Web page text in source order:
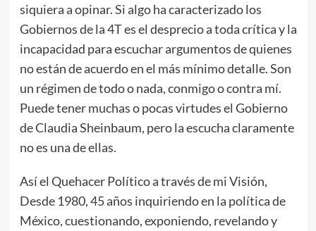
siquiera a opinar. Si algo ha caracterizado los
Gobiernos de la 4T es el desprecio a toda crítica y la
incapacidad para escuchar argumentos de quienes
no están de acuerdo en el más mínimo detalle. Son
un régimen de todo o nada, conmigo o contra mí.
Puede tener muchas o pocas virtudes el Gobierno
de Claudia Sheinbaum, pero la escucha claramente
no es una de ellas.
Así el Quehacer Político a través de mi Visión,
Desde 1980, 45 años inquiriendo en la política de
México, cuestionando, exponiendo, revelando y